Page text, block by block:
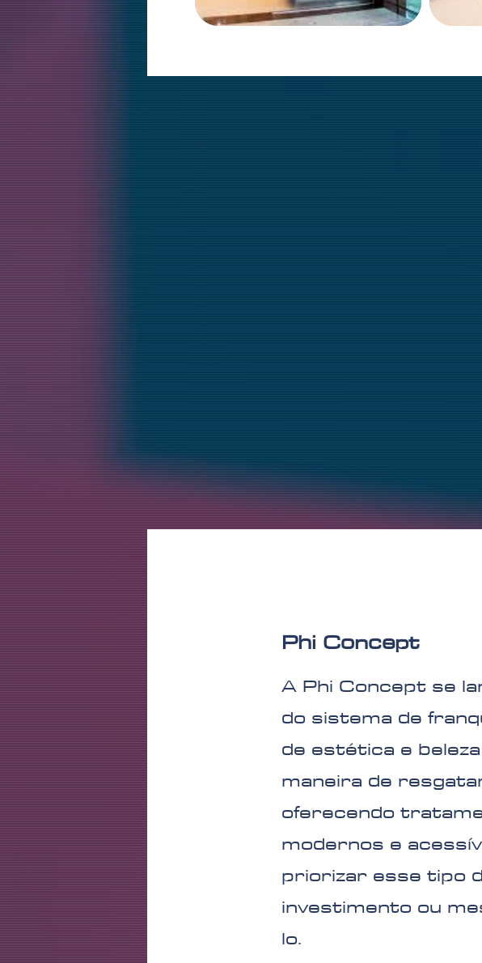
Phi Concept
A Phi Concept se
do sistema de
de estética e
maneira de
oferecendo
modernos e
priorizar esse tipo
investimento ou
lo.